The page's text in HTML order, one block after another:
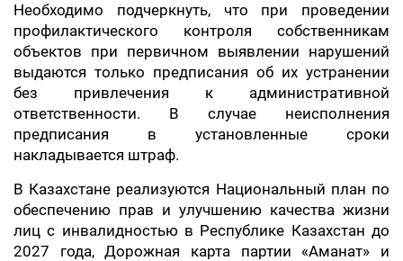
Необходимо подчеркнуть, что при проведении
профилактического контроля собственникам
объектов при первичном выявлении нарушений
выдаются только предписания об их устранении
без привлечения к административной
ответственности. В случае неисполнения
предписания в установленные сроки
накладывается штраф.
В Казахстане реализуются Национальный план по
обеспечению прав и улучшению качества жизни
лиц с инвалидностью в Республике Казахстан до
2027 года, Дорожная карта партии «Аманат» и